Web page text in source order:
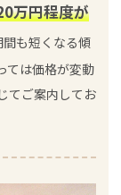
万円程度が
も短くなる傾
ては価格が変動
てご案内してお